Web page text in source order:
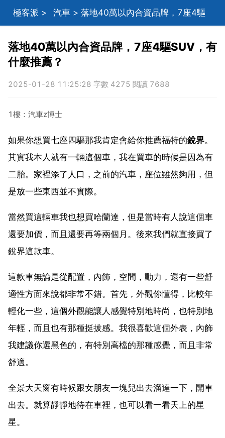
極客派 > 汽車 > 落地40萬以內合資品牌，7座4驅
落地40萬以內合資品牌，7座4驅SUV，有
什麼推薦？
2025-01-28 11:25:28 字數 4275 閱讀 7688
1樓：汽車z博士
如果你想買七座四驅那我肯定會給你推薦福特的銳界。
其實我本人就有一輛這個車，我在買車的時候是因為有
二胎。家裡添了人口，之前的汽車，座位雖然夠用，但
是放一些東西並不實際。
當然買這輛車我也想買哈蘭達，但是當時有人說這個車
還要加價，而且還要再等兩個月。後來我們就直接買了
銳界這款車。
這款車無論是從配置，內飾，空間，動力，還有一些舒
適性方面來說都非常不錯。首先，外觀你懂得，比較年
輕化一些，這個外觀能讓人感覺特別地時尚，也特別地
年輕，而且也有那種挺拔感。我很喜歡這個外表，內飾
我建議你選黑色的，有特別高檔的那種感覺，而且非常
舒適。
全景大天窗有時候跟女朋友一塊兒出去溜達一下，開車
出去。就算靜靜地待在車裡，也可以看一看天上的星
星。